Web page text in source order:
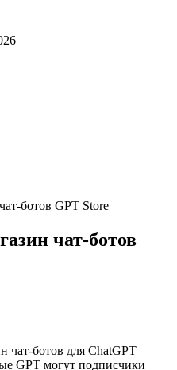
ботов GPT Store
чат-ботов
чат-ботов для ChatGPT –
GPT могут подписчики